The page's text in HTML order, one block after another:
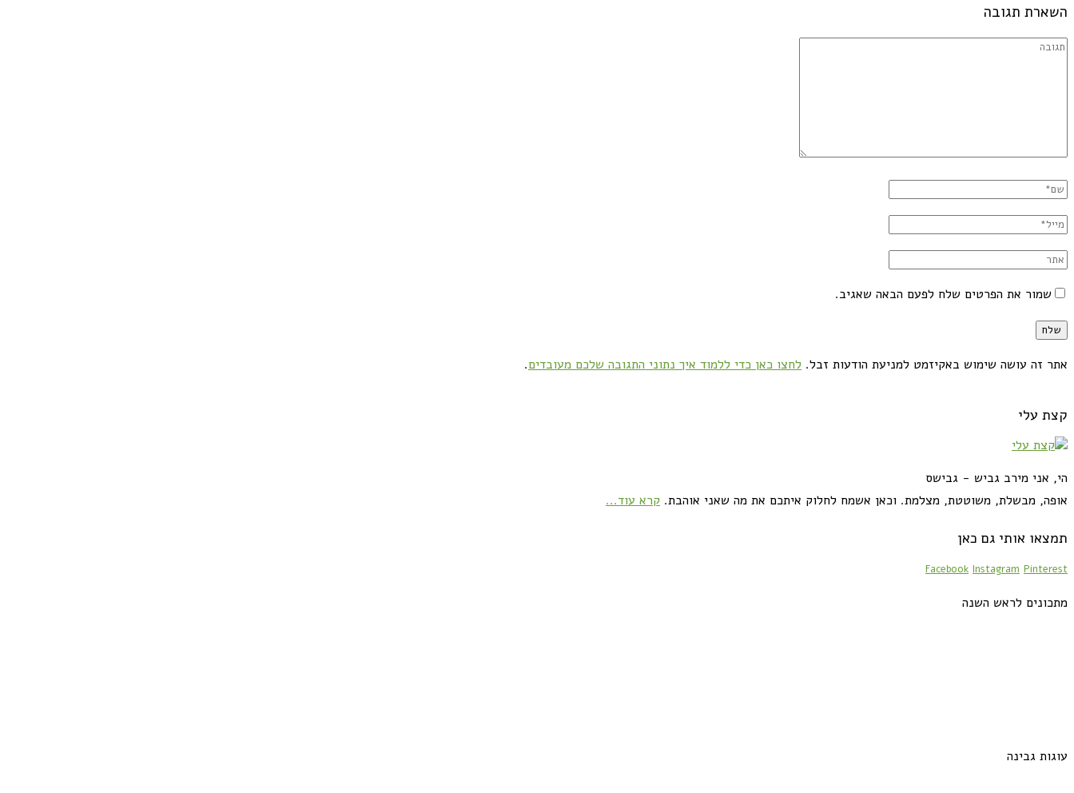
השארת תגובה
שמור את הפרטים שלח לפעם הבאה שאגיב.
אתר זה עושה שימוש באקיזמט למניעת הודעות זבל. לחצו כאן כדי ללמוד איך נתוני התגובה שלכם מעובדים.
קצת עלי
הי, אני מירב גביש - גבישס
אופה, מבשלת, משוטטת, מצלמת. וכאן אשמח לחלוק איתכם את מה שאני אוהבת. קרא עוד...
תמצאו אותי גם כאן
Facebook Instagram Pinterest
מתכונים לראש השנה
עוגות גבינה